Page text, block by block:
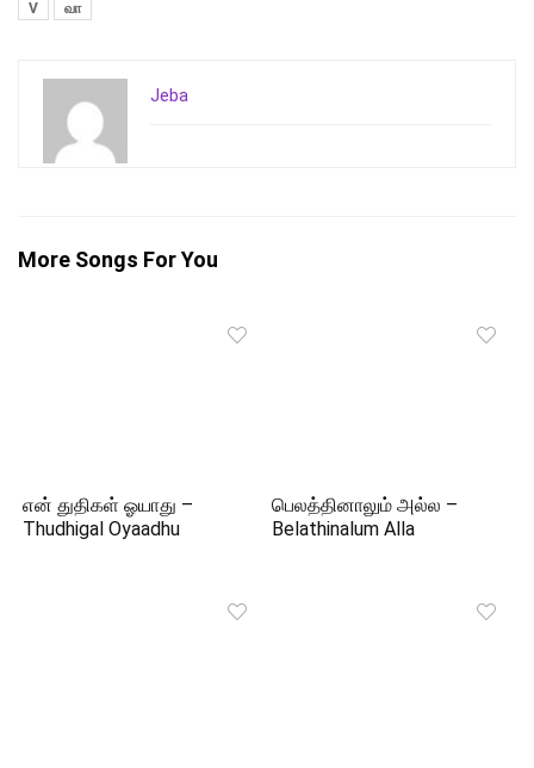
V வா
Jeba
More Songs For You
என் துதிகள் ஓயாது –
Thudhigal Oyaadhu
பெலத்தினாலும் அல்ல –
Belathinalum Alla